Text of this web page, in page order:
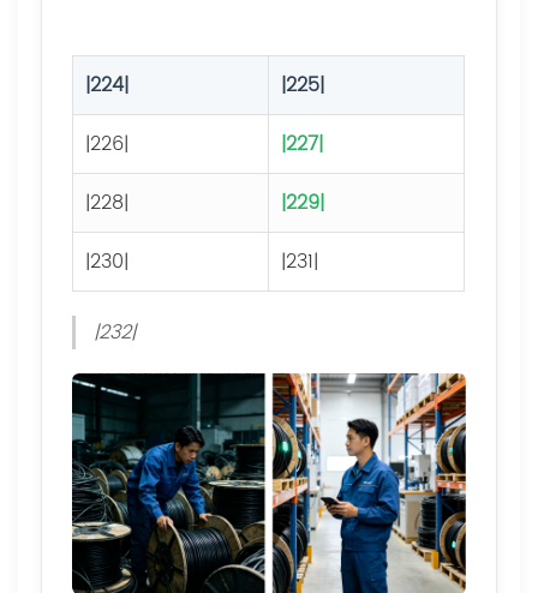
|224|
|225|
|226|
|227|
|228|
|229|
|230|
|231|
|232|